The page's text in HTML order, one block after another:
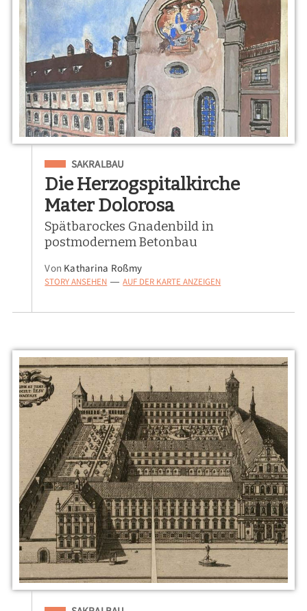
Eingeordnet unter
SAKRALBAU
Die Herzogspitalkirche
Mater Dolorosa
Spätbarockes Gnadenbild in
postmodernem Betonbau
Von Katharina Roßmy
STORY ANSEHEN — AUF DER KARTE ANZEIGEN